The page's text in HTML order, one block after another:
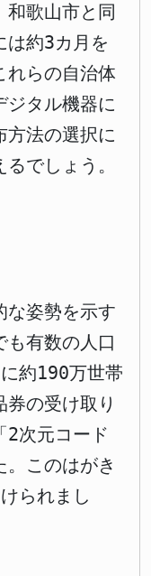
和歌山市と同
は約3カ月を
れらの自治体
ジタル機器に
方法の選択に
でしょう。
な姿勢を示す
も有数の人口
約190万世帯
の受け取り
2次元コード
このはがき
られまし